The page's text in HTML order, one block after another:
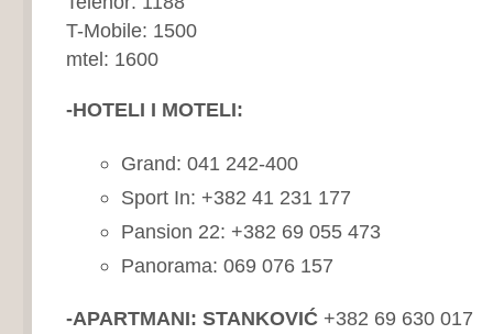
T-Mobile: 1500
mtel: 1600
-HOTELI I MOTELI:
Grand: 041 242-400
Sport In: +382 41 231 177
Pansion 22: +382 69 055 473
Panorama: 069 076 157
-APARTMANI: STANKOVIĆ +382 69